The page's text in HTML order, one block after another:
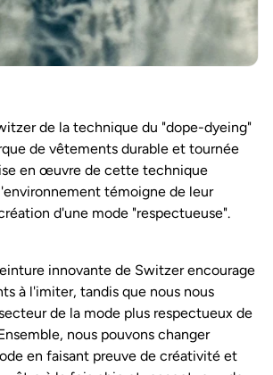
de la technique du "dope-dyeing"
de vêtements durable et tournée
en œuvre de cette technique
témoigne de leur
d'une mode "respectueuse".
innovante de Switzer encourage
à l'imiter, tandis que nous nous
de la mode plus respectueux de
nous pouvons changer
en faisant preuve de créativité et